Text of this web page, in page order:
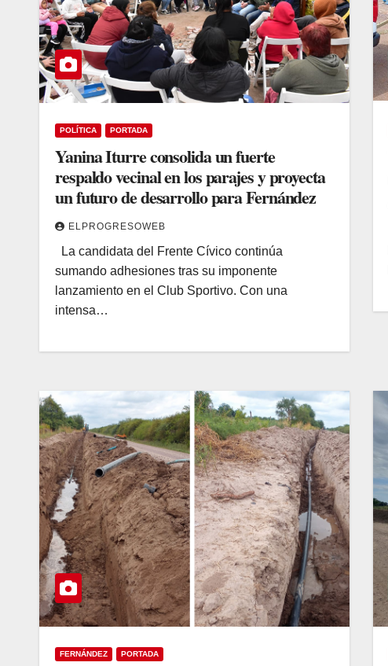
POLÍTICA PORTADA
Yanina Iturre consolida un fuerte
respaldo vecinal en los parajes y proyecta
un futuro de desarrollo para Fernández
ELPROGRESOWEB
La candidata del Frente Cívico continúa
sumando adhesiones tras su imponente
lanzamiento en el Club Sportivo. Con una
intensa…
FERNÁNDEZ PORTADA